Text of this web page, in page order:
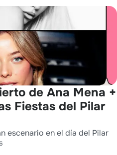
de Ana Mena +
Fiestas del Pilar
escenario en el día del Pilar